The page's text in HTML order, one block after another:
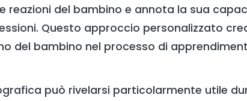
reazioni del bambino e annota la sua
Questo approccio personalizzato
del bambino nel processo di
può rivelarsi particolarmente utile